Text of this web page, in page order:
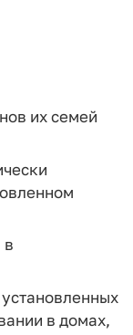
их семей
в
в домах,